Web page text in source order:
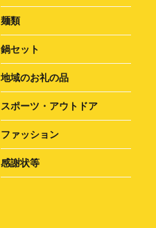
麺類
鍋セット
地域のお礼の品
スポーツ・アウトドア
ファッション
感謝状等